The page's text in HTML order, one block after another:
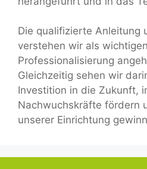
Die qualifizierte Anleitung
verstehen wir als
Professionalisierung
Gleichzeitig sehen wir
Investition in die Zukunft,
Nachwuchskräfte fördern
unserer Einrichtung